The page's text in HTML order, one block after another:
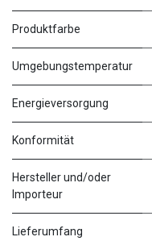
Produktfarbe
Umgebungstemperatur
Energieversorgung
Konformität
Hersteller und/oder
Importeur
Lieferumfang